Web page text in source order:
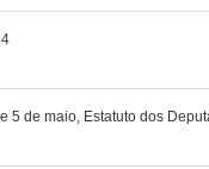
5 de maio, Estatuto dos